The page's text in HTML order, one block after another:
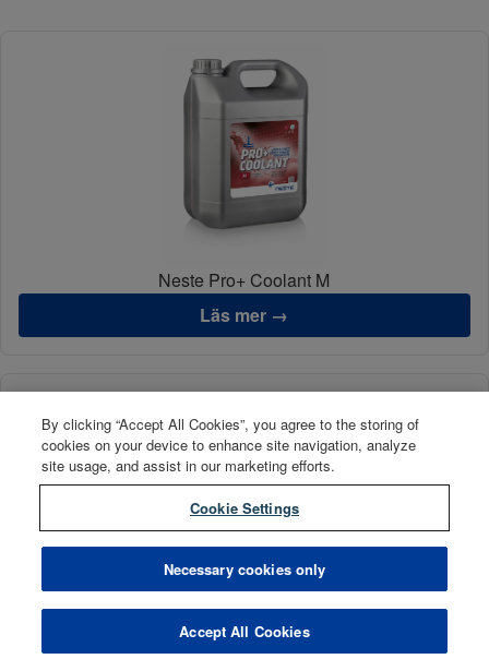
Neste Pro+ Coolant M
Läs mer →
Neste Pro+ Coolant M Ready 50 %
Läs mer →
By clicking “Accept All Cookies”, you agree to the storing of
cookies on your device to enhance site navigation, analyze
site usage, and assist in our marketing efforts.
Cookie Settings
Necessary cookies only
Accept All Cookies